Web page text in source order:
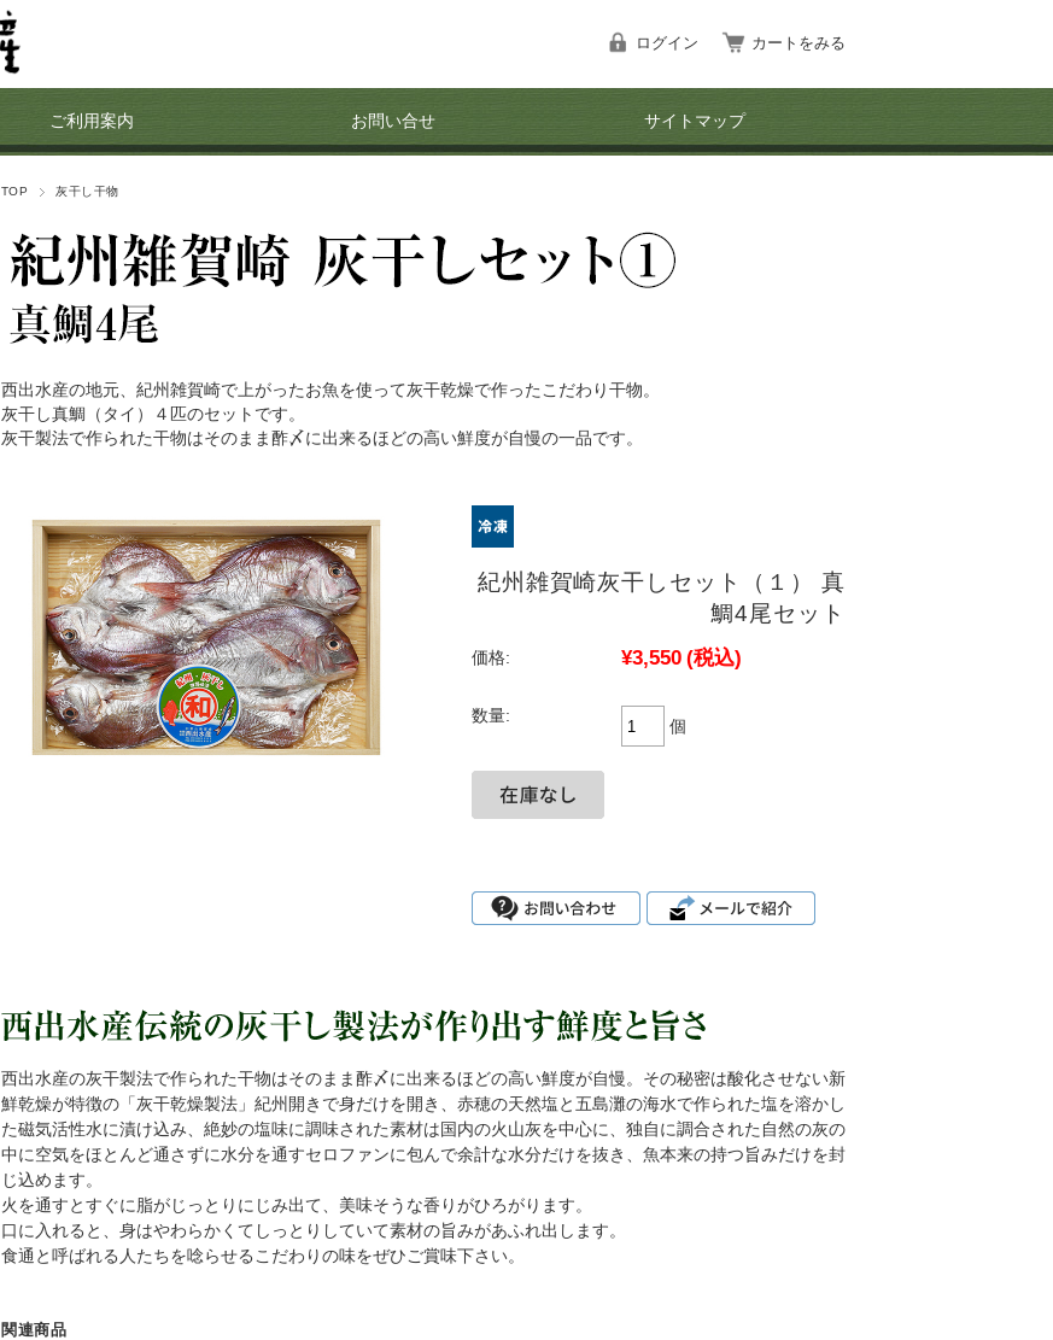
ログイン カートをみる
ご利用案内 お問い合せ サイトマップ
TOP 灰干し干物
西出水産の地元、紀州雑賀崎で上がったお魚を使って灰干乾燥で作ったこだわり干物。
灰干し真鯛（タイ）４匹のセットです。
灰干製法で作られた干物はそのまま酢〆に出来るほどの高い鮮度が自慢の一品です。
紀州雑賀崎灰干しセット（１） 真
鯛4尾セット
価格: ¥3,550 (税込)
数量:
個
西出水産の灰干製法で作られた干物はそのまま酢〆に出来るほどの高い鮮度が自慢。その秘密は酸化させない新
鮮乾燥が特徴の「灰干乾燥製法」紀州開きで身だけを開き、赤穂の天然塩と五島灘の海水で作られた塩を溶かし
た磁気活性水に漬け込み、絶妙の塩味に調味された素材は国内の火山灰を中心に、独自に調合された自然の灰の
中に空気をほとんど通さずに水分を通すセロファンに包んで余計な水分だけを抜き、魚本来の持つ旨みだけを封
じ込めます。
火を通すとすぐに脂がじっとりにじみ出て、美味そうな香りがひろがります。
口に入れると、身はやわらかくてしっとりしていて素材の旨みがあふれ出します。
食通と呼ばれる人たちを唸らせるこだわりの味をぜひご賞味下さい。
関連商品